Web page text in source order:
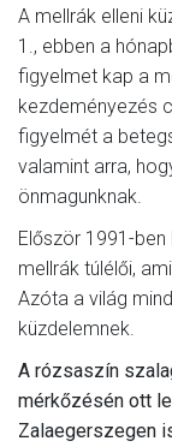
A mellrák elleni
1., ebben a
figyelmet kap a
kezdeményezés
figyelmét a
valamint arra,
önmagunknak.
Először 1991-
mellrák túlélői,
Azóta a világ
küzdelemnek.
A rózsaszín
mérkőzésén ott
Zalaegerszegen